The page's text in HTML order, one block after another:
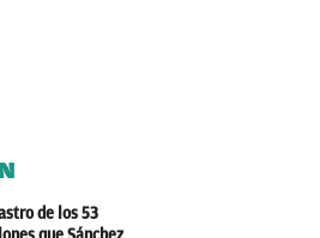
de los 53